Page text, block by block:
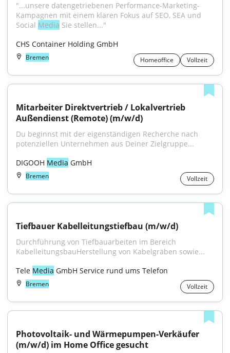
"...unsere datengetriebenen Performance-Marketing-
Kampagnen mit einem klaren Fokus auf SEO, SEA und
Social Media Sie stellen..."
CHS Container Holding GmbH
Bremen Homeoffice Vollzeit
Mitarbeiter Direktvertrieb / Lokalvertrieb
Außendienst (Remote) (m/w/d)
Du beginnst mit der eigenständigen Recherche nach
potenziellen Unternehmen aus Deiner Zielgruppe...
DIGOOH Media GmbH
Bremen Vollzeit
Tiefbauer Kabelleitungstiefbau (m/w/d)
Durchführung von Tiefbauarbeiten im Bereich
KabelleitungsbauHerstellung von Kabelgräben sowie...
Tele Media GmbH Service rund ums Telefon
Bremen Vollzeit
Photovoltaik- und Wärmepumpen-Verkäufer
(m/w/d) im Home Office gesucht